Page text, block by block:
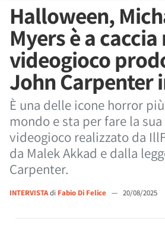
Halloween,
Myers è a caccia
videogioco
John Carpenter
È una delle icone horror
mondo e sta per fare la
videogioco realizzato da
da Malek Akkad e dalla
Carpenter.
INTERVISTAdi Fabio Di Felice — 20/08/2025